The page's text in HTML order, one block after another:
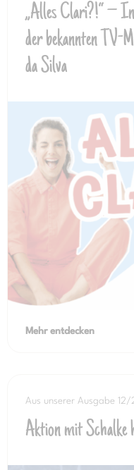
„Alles Clari?!“ –
der bekannten TV-
da Silva
Mehr entdecken
Aus unserer Ausgabe 12/
Aktion mit Schalke